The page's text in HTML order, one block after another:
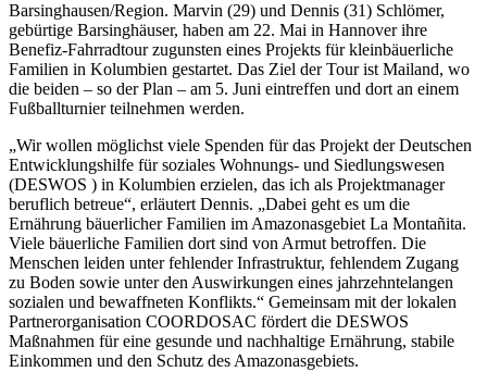
Barsinghausen/Region. Marvin (29) und Dennis (31) Schlömer,
gebürtige Barsinghäuser, haben am 22. Mai in Hannover ihre
Benefiz-Fahrradtour zugunsten eines Projekts für kleinbäuerliche
Familien in Kolumbien gestartet. Das Ziel der Tour ist Mailand, wo
die beiden – so der Plan – am 5. Juni eintreffen und dort an einem
Fußballturnier teilnehmen werden.
„Wir wollen möglichst viele Spenden für das Projekt der Deutschen
Entwicklungshilfe für soziales Wohnungs- und Siedlungswesen
(DESWOS ) in Kolumbien erzielen, das ich als Projektmanager
beruflich betreue“, erläutert Dennis. „Dabei geht es um die
Ernährung bäuerlicher Familien im Amazonasgebiet La Montañita.
Viele bäuerliche Familien dort sind von Armut betroffen. Die
Menschen leiden unter fehlender Infrastruktur, fehlendem Zugang
zu Boden sowie unter den Auswirkungen eines jahrzehntelangen
sozialen und bewaffneten Konflikts.“ Gemeinsam mit der lokalen
Partnerorganisation COORDOSAC fördert die DESWOS
Maßnahmen für eine gesunde und nachhaltige Ernährung, stabile
Einkommen und den Schutz des Amazonasgebiets.